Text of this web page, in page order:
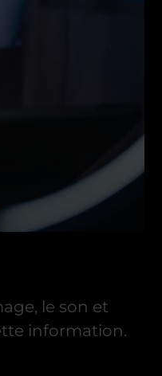
le son et
information.